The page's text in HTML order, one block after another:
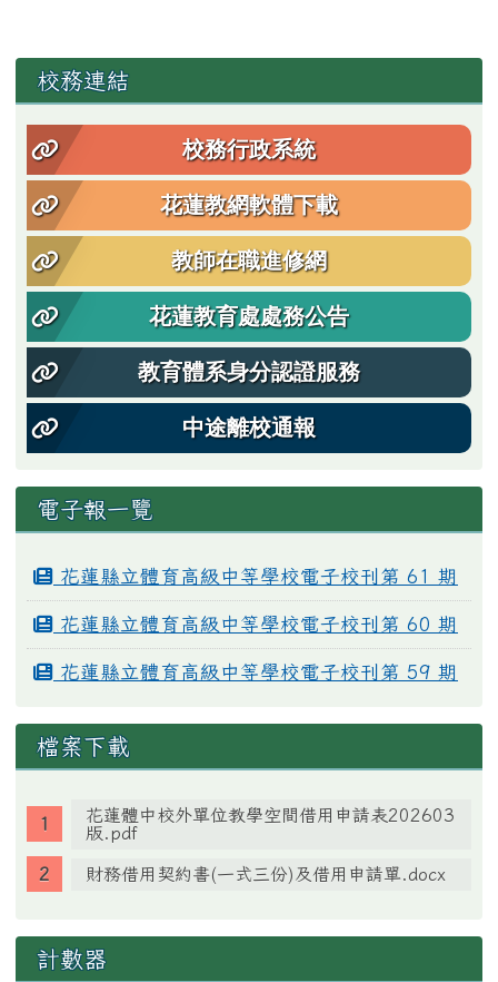
左邊區域內容
校務連結
校務行政系統
花蓮教網軟體下載
教師在職進修網
花蓮教育處處務公告
教育體系身分認證服務
中途離校通報
電子報一覽
花蓮縣立體育高級中等學校電子校刊第 61 期
花蓮縣立體育高級中等學校電子校刊第 60 期
花蓮縣立體育高級中等學校電子校刊第 59 期
檔案下載
花蓮體中校外單位教學空間借用申請表202603
版.pdf
財務借用契約書(一式三份)及借用申請單.docx
計數器